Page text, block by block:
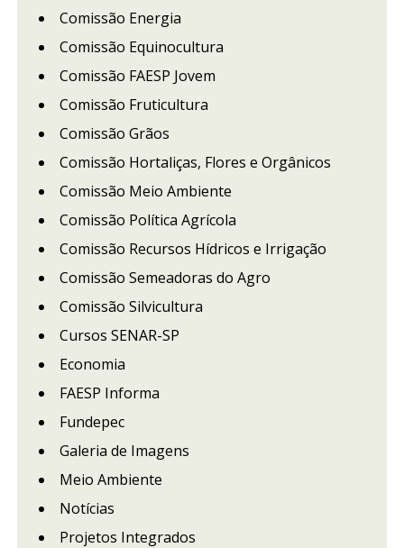
Comissão Energia
Comissão Equinocultura
Comissão FAESP Jovem
Comissão Fruticultura
Comissão Grãos
Comissão Hortaliças, Flores e Orgânicos
Comissão Meio Ambiente
Comissão Política Agrícola
Comissão Recursos Hídricos e Irrigação
Comissão Semeadoras do Agro
Comissão Silvicultura
Cursos SENAR-SP
Economia
FAESP Informa
Fundepec
Galeria de Imagens
Meio Ambiente
Notícias
Projetos Integrados